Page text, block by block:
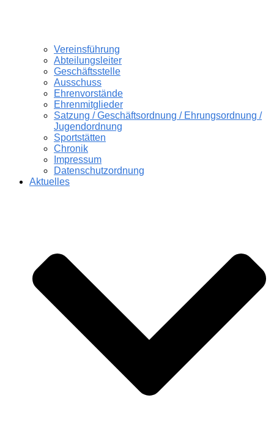
Vereinsführung
Abteilungsleiter
Geschäftsstelle
Ausschuss
Ehrenvorstände
Ehrenmitglieder
Satzung / Geschäftsordnung / Ehrungsordnung /
Jugendordnung
Sportstätten
Chronik
Impressum
Datenschutzordnung
Aktuelles